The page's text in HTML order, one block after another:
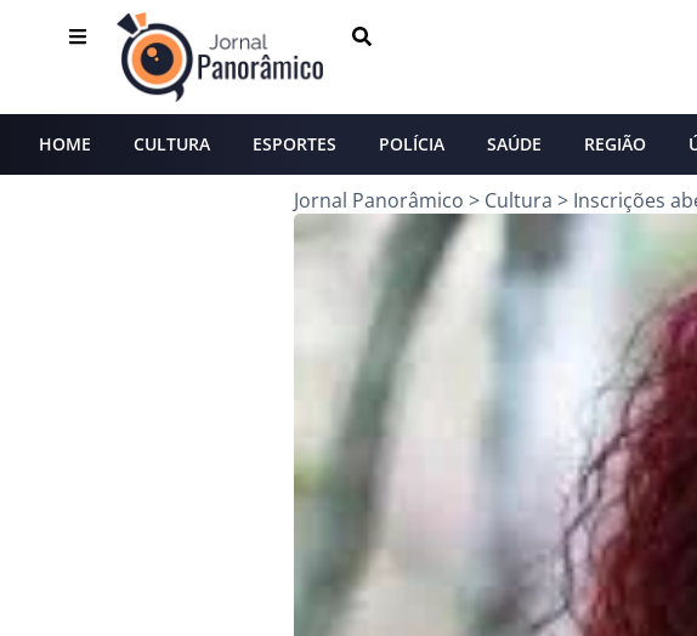
HOME CULTURA ESPORTES POLÍCIA SAÚDE REGIÃO
Jornal Panorâmico > Cultura > Inscrições